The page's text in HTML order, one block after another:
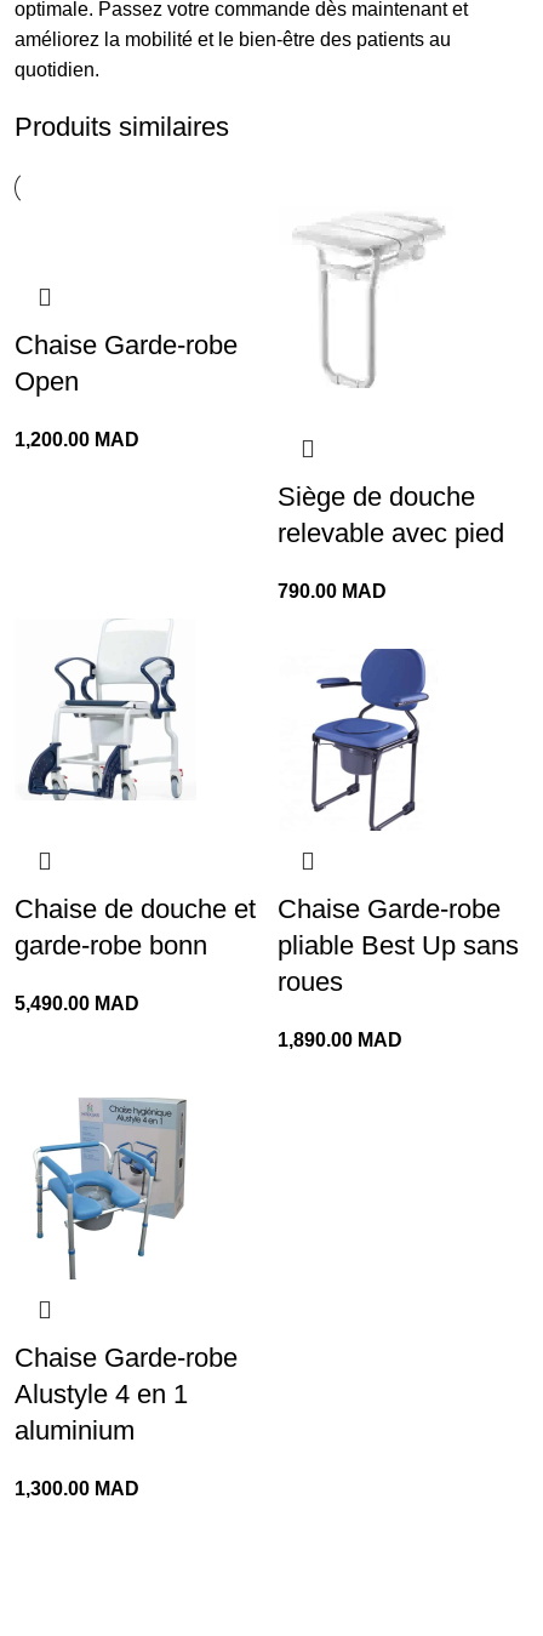
optimale. Passez votre commande dès maintenant et
améliorez la mobilité et le bien-être des patients au
quotidien.
Produits similaires
Chaise Garde-robe
Open
1,200.00 MAD
Siège de douche
relevable avec pied
790.00 MAD
Chaise de douche et
garde-robe bonn
5,490.00 MAD
Chaise Garde-robe
pliable Best Up sans
roues
1,890.00 MAD
Chaise Garde-robe
Alustyle 4 en 1
aluminium
1,300.00 MAD